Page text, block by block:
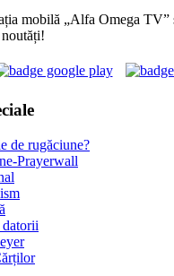
mobilă „Alfa Omega
de rugăciune?
Prayerwall